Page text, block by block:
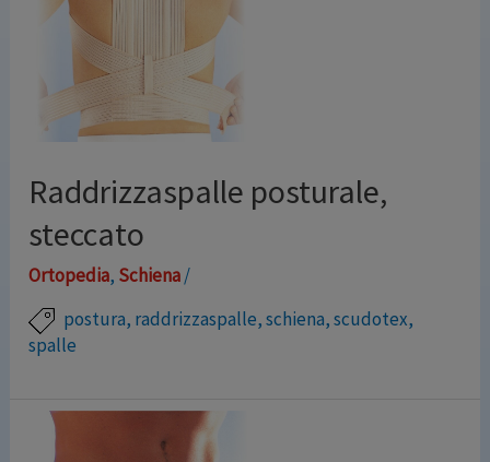
indossa un’efficace e benefica azione sostenitiva senza
comprimere il seno, migliorando l’aspetto estetico e
riducendo la formazione di …
Raddrizzaspalle posturale,
steccato
Ortopedia, Schiena/
postura, raddrizzaspalle,schiena,scudotex,
spalle
anatomico per uomo e donna, con sostegno dorsale